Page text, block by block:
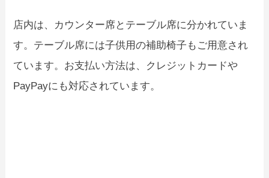
店内は、カウンター席とテーブル席に分かれていま
す。テーブル席には子供用の補助椅子もご用意され
ています。お支払い方法は、クレジットカードや
PayPayにも対応されています。